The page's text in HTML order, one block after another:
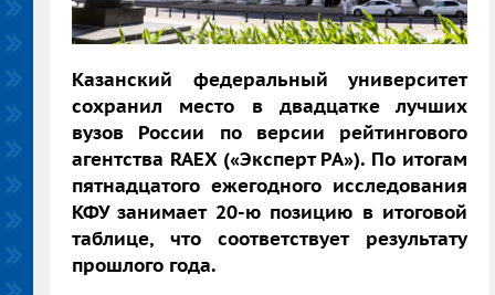
Казанский федеральный университет
сохранил место в двадцатке лучших
вузов России по версии рейтингового
агентства RAEX («Эксперт РА»). По итогам
пятнадцатого ежегодного исследования
КФУ занимает 20-ю позицию в итоговой
таблице, что соответствует результату
прошлого года.